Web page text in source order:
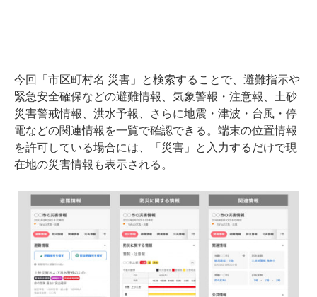
今回「市区町村名 災害」と検索することで、避難指示や
緊急安全確保などの避難情報、気象警報・注意報、土砂
災害警戒情報、洪水予報、さらに地震・津波・台風・停
電などの関連情報を一覧で確認できる。端末の位置情報
を許可している場合には、「災害」と入力するだけで現
在地の災害情報も表示される。